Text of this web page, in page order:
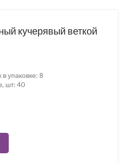
кучерявый веткой
в упаковке: 8
шт: 40